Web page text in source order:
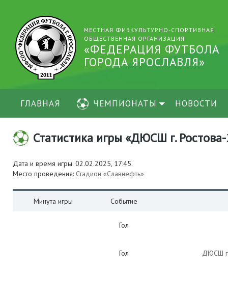
МЕСТНАЯ ФИЗКУЛЬТУРНО-СПОРТИВНАЯ
ОБЩЕСТВЕННАЯ ОРГАНИЗАЦИЯ
«ФЕДЕРАЦИЯ ФУТБОЛА
ГОРОДА ЯРОСЛАВЛЯ»
ГЛАВНАЯ ЧЕМПИОНАТЫ НОВОСТИ
Статистика игры «ДЮСШ г.
Дата и время игры: 02.02.2025, 17:45.
Место проведения: Стадион «Славнефть»
Минута игры Событие
Гол
Гол ДЮСШ